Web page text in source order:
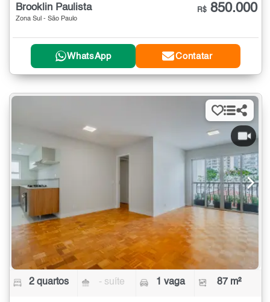
Brooklin Paulista
Zona Sul - São Paulo
R$ 850.000
WhatsApp Contatar
2 quartos - suíte 1 vaga 87 m²